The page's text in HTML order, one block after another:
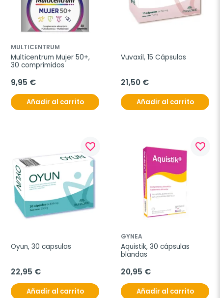
MULTICENTRUM
Multicentrum Mujer 50+,
30 comprimidos
9,95 €
Añadir al carrito
Vuvaxil, 15 Cápsulas
21,50 €
Añadir al carrito
favorite_border
Oyun, 30 capsulas
22,95 €
Añadir al carrito
favorite_border
GYNEA
Aquistik, 30 cápsulas
blandas
20,95 €
Añadir al carrito